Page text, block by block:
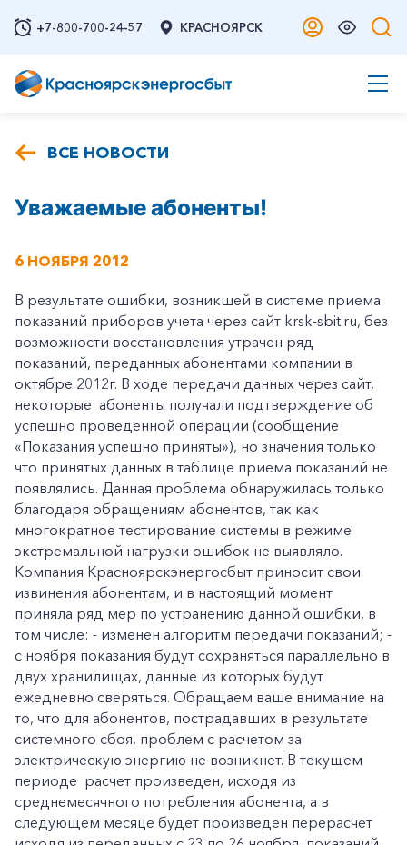
+7-800-700-24-57 КРАСНОЯРСК
ВСЕ НОВОСТИ
Уважаемые абоненты!
6 НОЯБРЯ 2012
В результате ошибки, возникшей в системе приема
показаний приборов учета через сайт krsk-sbit.ru, без
возможности восстановления утрачен ряд
показаний, переданных абонентами компании в
октябре 2012г. В ходе передачи данных через сайт,
некоторые абоненты получали подтверждение об
успешно проведенной операции (сообщение
«Показания успешно приняты»), но значения только
что принятых данных в таблице приема показаний не
появлялись. Данная проблема обнаружилась только
благодаря обращениям абонентов, так как
многократное тестирование системы в режиме
экстремальной нагрузки ошибок не выявляло.
Компания Красноярскэнергосбыт приносит свои
извинения абонентам, и в настоящий момент
приняла ряд мер по устранению данной ошибки, в
том числе: - изменен алгоритм передачи показаний; -
с ноября показания будут сохраняться параллельно в
двух хранилищах, данные из которых будут
ежедневно сверяться. Обращаем ваше внимание на
то, что для абонентов, пострадавших в результате
системного сбоя, проблем с расчетом за
электрическую энергию не возникнет. В текущем
периоде расчет произведен, исходя из
среднемесячного потребления абонента, а в
следующем месяце будет произведен перерасчет